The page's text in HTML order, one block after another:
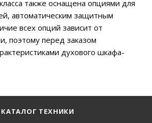
также оснащена опциями для
автоматическим защитным
всех опций зависит от
поэтому перед заказом
духового шкафа-
КАТАЛОГ ТЕХНИКИ